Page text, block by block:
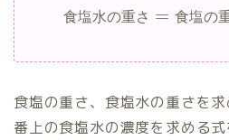
= 0.09
食塩水の重さ = 食塩の
食塩の重さ、食塩水の重さを
番上の食塩水の濃度を求める